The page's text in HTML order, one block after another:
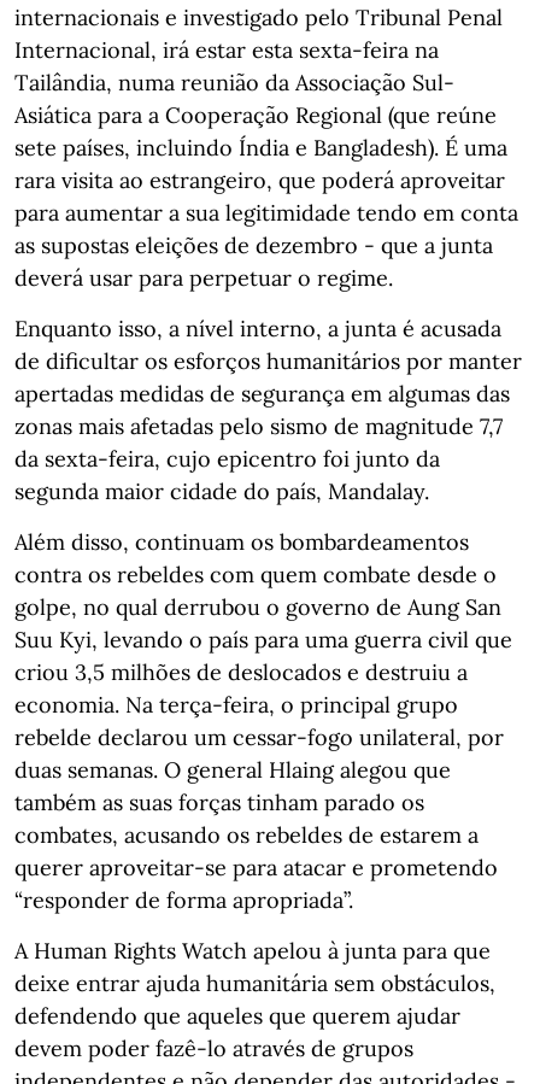
internacionais e investigado pelo Tribunal Penal
Internacional, irá estar esta sexta-feira na
Tailândia, numa reunião da Associação Sul-
Asiática para a Cooperação Regional (que reúne
sete países, incluindo Índia e Bangladesh). É uma
rara visita ao estrangeiro, que poderá aproveitar
para aumentar a sua legitimidade tendo em conta
as supostas eleições de dezembro - que a junta
deverá usar para perpetuar o regime.
Enquanto isso, a nível interno, a junta é acusada
de dificultar os esforços humanitários por manter
apertadas medidas de segurança em algumas das
zonas mais afetadas pelo sismo de magnitude 7,7
da sexta-feira, cujo epicentro foi junto da
segunda maior cidade do país, Mandalay.
Além disso, continuam os bombardeamentos
contra os rebeldes com quem combate desde o
golpe, no qual derrubou o governo de Aung San
Suu Kyi, levando o país para uma guerra civil que
criou 3,5 milhões de deslocados e destruiu a
economia. Na terça-feira, o principal grupo
rebelde declarou um cessar-fogo unilateral, por
duas semanas. O general Hlaing alegou que
também as suas forças tinham parado os
combates, acusando os rebeldes de estarem a
querer aproveitar-se para atacar e prometendo
“responder de forma apropriada”.
A Human Rights Watch apelou à junta para que
deixe entrar ajuda humanitária sem obstáculos,
defendendo que aqueles que querem ajudar
devem poder fazê-lo através de grupos